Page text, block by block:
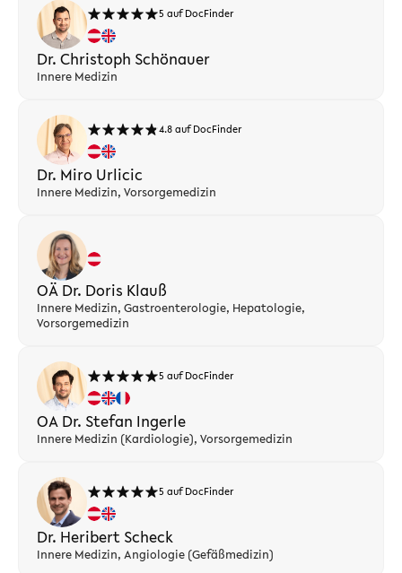
5 auf DocFinder
Dr. Christoph Schönauer
Innere Medizin
4.8 auf DocFinder
Dr. Miro Urlicic
Innere Medizin, Vorsorgemedizin
OÄ Dr. Doris Klauß
Innere Medizin, Gastroenterologie, Hepatologie,
Vorsorgemedizin
5 auf DocFinder
OA Dr. Stefan Ingerle
Innere Medizin (Kardiologie), Vorsorgemedizin
5 auf DocFinder
Dr. Heribert Scheck
Innere Medizin, Angiologie (Gefäßmedizin)